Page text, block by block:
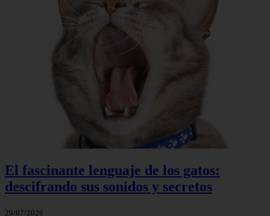
El fascinante lenguaje de los gatos:
descifrando sus sonidos y secretos
29/07/2026